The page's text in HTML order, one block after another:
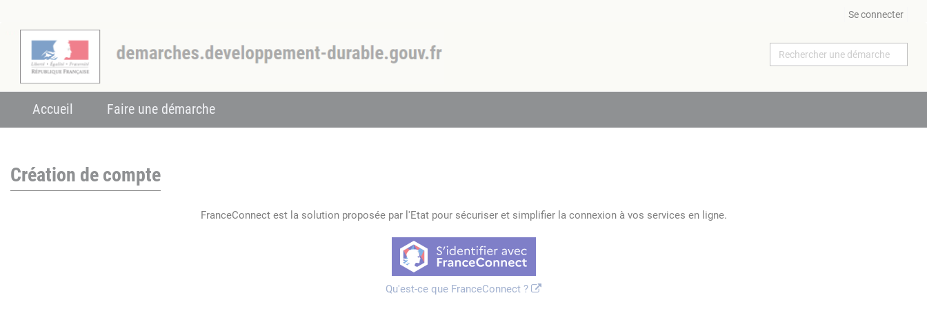
Se connecter
Accueil Faire une démarche
Création de compte
FranceConnect est la solution proposée par l'Etat pour sécuriser et simplifier la connexion à vos services en ligne.
Qu'est-ce que FranceConnect ?